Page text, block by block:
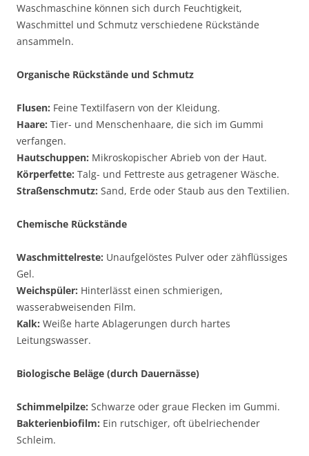
Waschmaschine können sich durch Feuchtigkeit,
Waschmittel und Schmutz verschiedene Rückstände
ansammeln.
Organische Rückstände und Schmutz
Flusen: Feine Textilfasern von der Kleidung.
Haare: Tier- und Menschenhaare, die sich im Gummi
verfangen.
Hautschuppen: Mikroskopischer Abrieb von der Haut.
Körperfette: Talg- und Fettreste aus getragener Wäsche.
Straßenschmutz: Sand, Erde oder Staub aus den Textilien.
Chemische Rückstände
Waschmittelreste: Unaufgelöstes Pulver oder zähflüssiges
Gel.
Weichspüler: Hinterlässt einen schmierigen,
wasserabweisenden Film.
Kalk: Weiße harte Ablagerungen durch hartes
Leitungswasser.
Biologische Beläge (durch Dauernässe)
Schimmelpilze: Schwarze oder graue Flecken im Gummi.
Bakterienbiofilm: Ein rutschiger, oft übelriechender
Schleim.